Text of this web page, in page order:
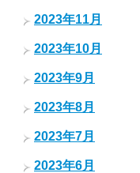
2023年11月
2023年10月
2023年9月
2023年8月
2023年7月
2023年6月